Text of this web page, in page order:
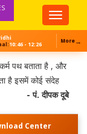
Top
Menu
10:46 - 12:26 More→
पथ बताता है , और
है इसमें कोई संदेह
- पं. दीपक दूबे
Center